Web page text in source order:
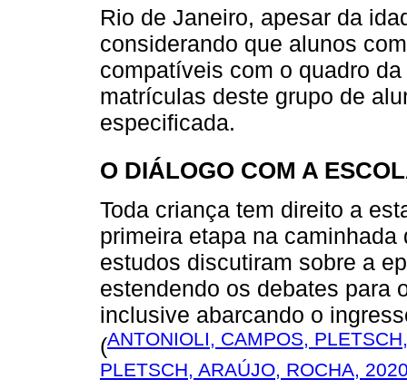
Rio de Janeiro, apesar da
considerando que alunos
compatíveis com o quadro
matrículas deste grupo de
especificada.
O DIÁLOGO COM A
Toda criança tem direito a
primeira etapa na
estudos discutiram sobre a
estendendo os debates para
inclusive abarcando o
(ANTONIOLI, CAMPOS,
PLETSCH, ARAÚJO, ROCHA,